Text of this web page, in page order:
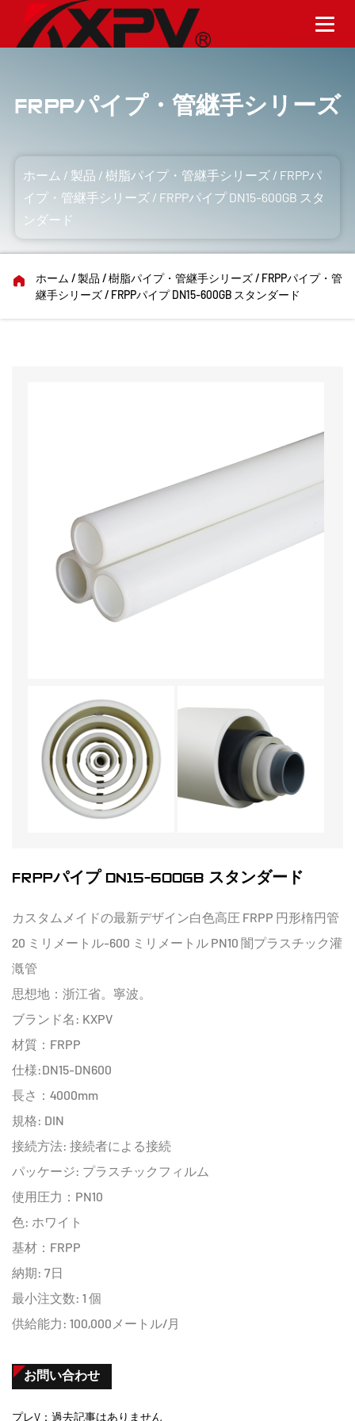
FRPPパイプ・管継手シリーズ
ホーム / 製品 /樹脂パイプ・管継手シリーズ / FRPPパ
イプ・管継手シリーズ / FRPPパイプ DN15-600GB スタ
ンダード
ホーム /製品 /樹脂パイプ・管継手シリーズ/ FRPPパイプ・管
継手シリーズ/ FRPPパイプ DN15-600GB スタンダード
FRPPパイプ DN15-600GB スタンダード
カスタムメイドの最新デザイン白色高圧 FRPP 円形楕円管
20 ミリメートル-600 ミリメートル PN10 闇プラスチック灌
漑管
思想地：浙江省。寧波。
ブランド名: KXPV
材質：FRPP
仕様:DN15-DN600
長さ：4000mm
規格: DIN
接続方法: 接続者による接続
パッケージ: プラスチックフィルム
使用圧力：PN10
色: ホワイト
基材：FRPP
納期: 7日
最小注文数: 1 個
供給能力: 100,000メートル/月
お問い合わせ
プレV：過去記事はありません